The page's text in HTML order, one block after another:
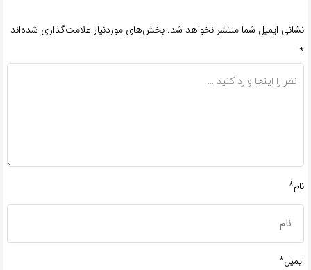
نشانی ایمیل شما منتشر نخواهد شد. بخش‌های موردنیاز علامت‌گذاری شده‌اند
*
نام*
ایمیل*